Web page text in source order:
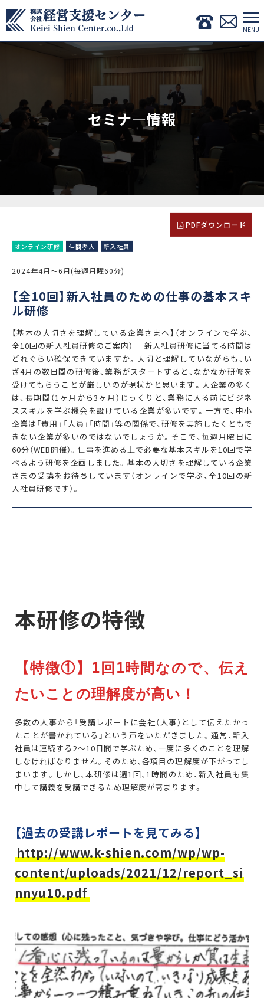
セミナ―情報
オンライン研修 仲間孝大 新入社員
PDFダウンロード
2024年4月〜6月(毎週月曜60分)
【全10回】新入社員のための仕事の基本スキ
ル研修
【基本の大切さを理解している企業さまへ】（オンラインで学ぶ、
全10回の新入社員研修のご案内） 新入社員研修に当てる時間は
どれぐらい確保できていますか。大切と理解していながらも、い
ざ4月の数日間の研修後、業務がスタートすると、なかなか研修を
受けてもらうことが厳しいのが現状かと思います。大企業の多く
は、長期間（1ヶ月から3ヶ月）じっくりと、業務に入る前にビジネ
ススキルを学ぶ機会を設けている企業が多いです。一方で、中小
企業は「費用」「人員」「時間」等の関係で、研修を実施したくともで
きない企業が多いのではないでしょうか。そこで、毎週月曜日に
60分（WEB開催）。仕事を進める上で必要な基本スキルを10回で学
べるよう研修を企画しました。基本の大切さを理解している企業
さまの受講をお待ちしています（オンラインで学ぶ、全10回の新
入社員研修です）。
本研修の特徴
【特徴①】1回1時間なので、伝え
たいことの理解度が高い！
多数の人事から「受講レポートに会社（人事）として伝えたかっ
たことが書かれている」という声をいただきました。通常、新入
社員は連続する2〜10日間で学ぶため、一度に多くのことを理解
しなければなりません。そのため、各項目の理解度が下がってし
まいます。しかし、本研修は週1回、1時間のため、新入社員も集
中して講義を受講できるため理解度が高まります。
【過去の受講レポートを見てみる】
http://www.k-shien.com/wp/wp-
content/uploads/2021/12/report_si
nnyu10.pdf